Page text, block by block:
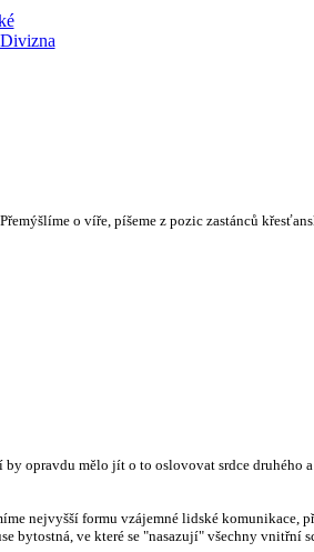
o víře, píšeme z pozic zastánců
opravdu mělo jít o to oslovovat srdce druhého
nejvyšší formu vzájemné lidské komunikace,
ve které se "nasazují" všechny vnitřní